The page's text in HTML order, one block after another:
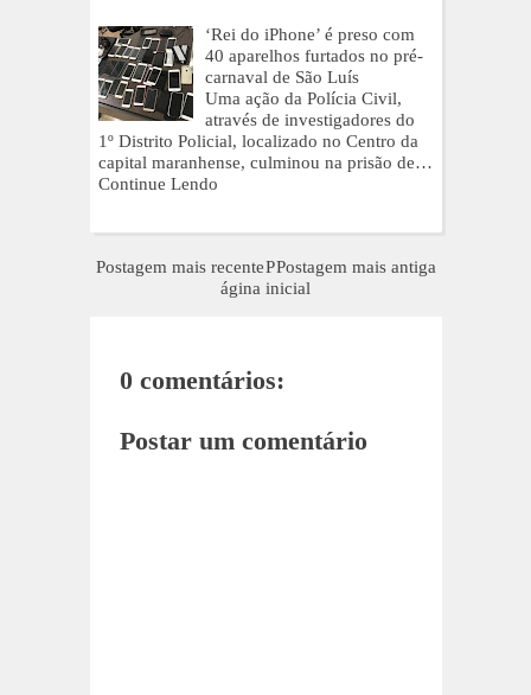
‘Rei do iPhone’ é preso com
40 aparelhos furtados no pré-
carnaval de São Luís
Uma ação da Polícia Civil,
através de investigadores do
1º Distrito Policial, localizado no Centro da
capital maranhense, culminou na prisão de…
Continue Lendo
Postagem mais recente Postagem mais antiga
P
ágina inicial
0 comentários:
Postar um comentário